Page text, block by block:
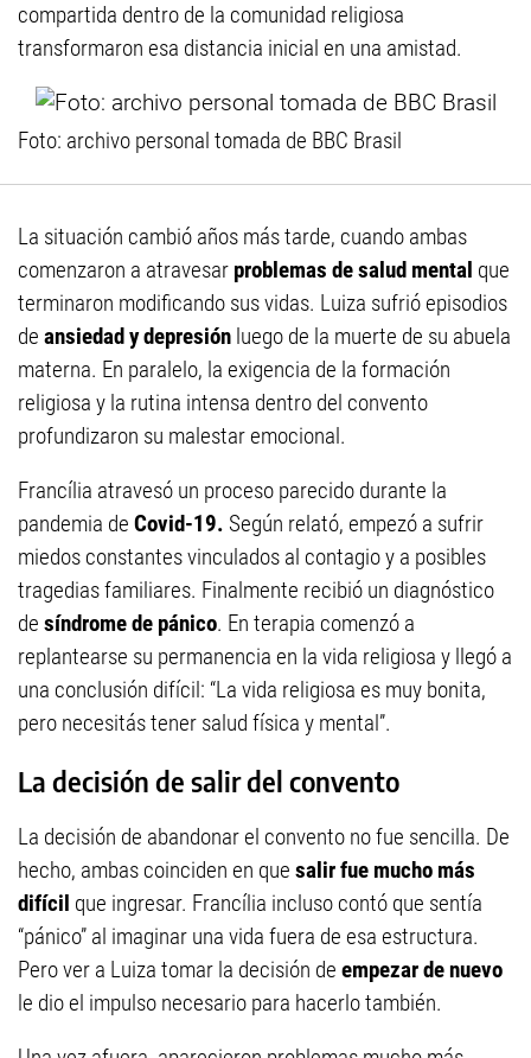
compartida dentro de la comunidad religiosa
transformaron esa distancia inicial en una amistad.
Foto: archivo personal tomada de BBC Brasil
La situación cambió años más tarde, cuando ambas
comenzaron a atravesar problemas de salud mental que
terminaron modificando sus vidas. Luiza sufrió episodios
de ansiedad y depresión luego de la muerte de su abuela
materna. En paralelo, la exigencia de la formación
religiosa y la rutina intensa dentro del convento
profundizaron su malestar emocional.
Francília atravesó un proceso parecido durante la
pandemia de Covid-19. Según relató, empezó a sufrir
miedos constantes vinculados al contagio y a posibles
tragedias familiares. Finalmente recibió un diagnóstico
de síndrome de pánico. En terapia comenzó a
replantearse su permanencia en la vida religiosa y llegó a
una conclusión difícil: “La vida religiosa es muy bonita,
pero necesitás tener salud física y mental”.
La decisión de salir del convento
La decisión de abandonar el convento no fue sencilla. De
hecho, ambas coinciden en que salir fue mucho más
difícil que ingresar. Francília incluso contó que sentía
“pánico” al imaginar una vida fuera de esa estructura.
Pero ver a Luiza tomar la decisión de empezar de nuevo
le dio el impulso necesario para hacerlo también.